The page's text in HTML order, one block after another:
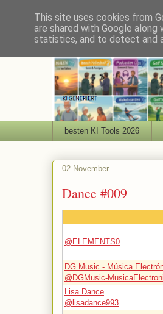
besten KI Tools 2026
02 November
Dance #009
@ELEMENTS0
DG Music - Música
@DGMusic-
Lisa Dance
@lisadance993
This site uses cookies from
are shared with Google
statistics, and to detect and